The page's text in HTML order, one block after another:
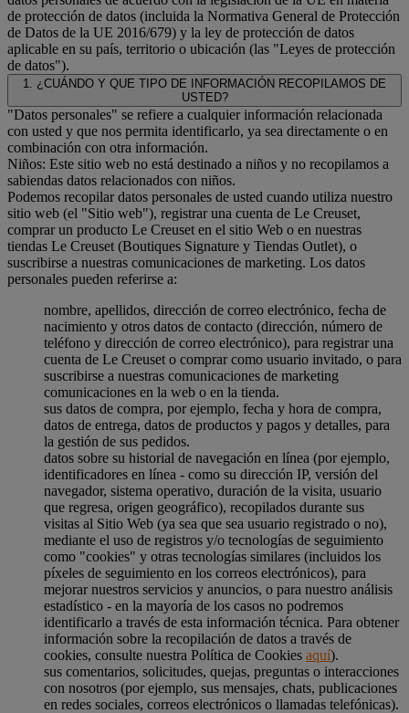
de protección de datos (incluida la Normativa General de Protección
de Datos de la UE 2016/679) y la ley de protección de datos
aplicable en su país, territorio o ubicación (las "Leyes de protección
de datos").
1. ¿CUÁNDO Y QUE TIPO DE INFORMACIÓN RECOPILAMOS DE
USTED?
"Datos personales" se refiere a cualquier información relacionada
con usted y que nos permita identificarlo, ya sea directamente o en
combinación con otra información.
Niños: Este sitio web no está destinado a niños y no recopilamos a
sabiendas datos relacionados con niños.
Podemos recopilar datos personales de usted cuando utiliza nuestro
sitio web (el "Sitio web"), registrar una cuenta de Le Creuset,
comprar un producto Le Creuset en el sitio Web o en nuestras
tiendas Le Creuset (Boutiques Signature y Tiendas Outlet), o
suscribirse a nuestras comunicaciones de marketing. Los datos
personales pueden referirse a:
nombre, apellidos, dirección de correo electrónico, fecha de
nacimiento y otros datos de contacto (dirección, número de
teléfono y dirección de correo electrónico), para registrar una
cuenta de Le Creuset o comprar como usuario invitado, o para
suscribirse a nuestras comunicaciones de marketing
comunicaciones en la web o en la tienda.
sus datos de compra, por ejemplo, fecha y hora de compra,
datos de entrega, datos de productos y pagos y detalles, para
la gestión de sus pedidos.
datos sobre su historial de navegación en línea (por ejemplo,
identificadores en línea - como su dirección IP, versión del
navegador, sistema operativo, duración de la visita, usuario
que regresa, origen geográfico), recopilados durante sus
visitas al Sitio Web (ya sea que sea usuario registrado o no),
mediante el uso de registros y/o tecnologías de seguimiento
como "cookies" y otras tecnologías similares (incluidos los
píxeles de seguimiento en los correos electrónicos), para
mejorar nuestros servicios y anuncios, o para nuestro análisis
estadístico - en la mayoría de los casos no podremos
identificarlo a través de esta información técnica. Para obtener
información sobre la recopilación de datos a través de
cookies, consulte nuestra Política de Cookies aquí).
sus comentarios, solicitudes, quejas, preguntas o interacciones
con nosotros (por ejemplo, sus mensajes, chats, publicaciones
en redes sociales, correos electrónicos o llamadas telefónicas).